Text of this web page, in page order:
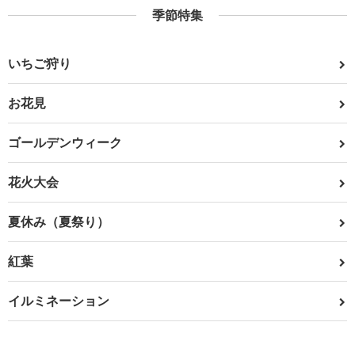
季節特集
いちご狩り
お花見
ゴールデンウィーク
花火大会
夏休み（夏祭り）
紅葉
イルミネーション